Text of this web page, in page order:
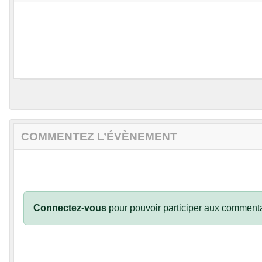
COMMENTEZ L’ÉVÈNEMENT
Connectez-vous pour pouvoir participer aux